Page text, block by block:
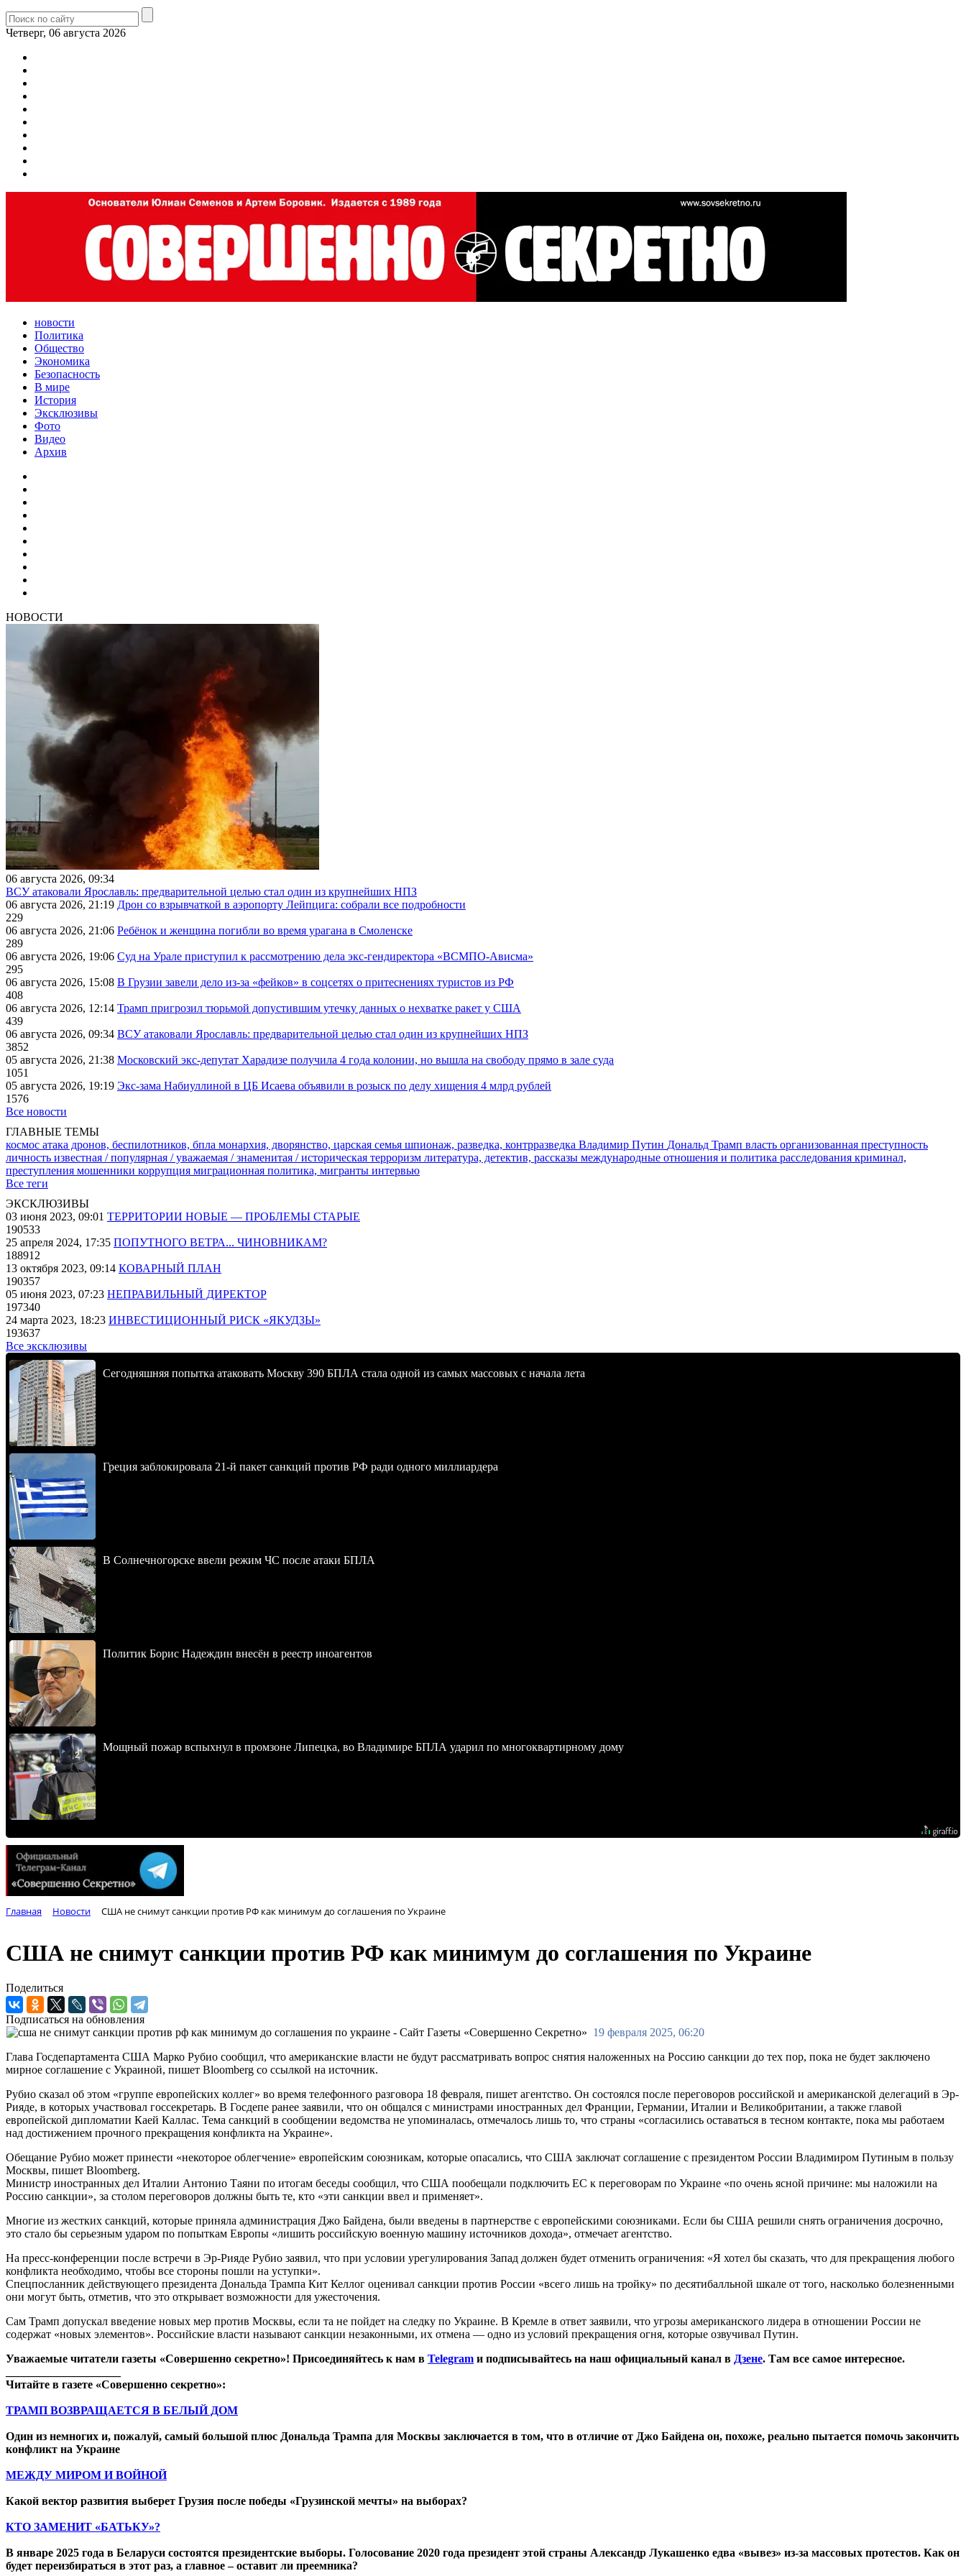
Четверг, 06 августа 2026
новости
Политика
Общество
Экономика
Безопасность
В мире
История
Эксклюзивы
Фото
Видео
Архив
НОВОСТИ
06 августа 2026, 09:34
ВСУ атаковали Ярославль: предварительной целью стал один из крупнейших НПЗ
06 августа 2026, 21:19 Дрон со взрывчаткой в аэропорту Лейпцига: собрали все подробности
229
06 августа 2026, 21:06 Ребёнок и женщина погибли во время урагана в Смоленске
289
06 августа 2026, 19:06 Суд на Урале приступил к рассмотрению дела экс-гендиректора «ВСМПО-Ависма»
295
06 августа 2026, 15:08 В Грузии завели дело из-за «фейков» в соцсетях о притеснениях туристов из РФ
408
06 августа 2026, 12:14 Трамп пригрозил тюрьмой допустившим утечку данных о нехватке ракет у США
439
06 августа 2026, 09:34 ВСУ атаковали Ярославль: предварительной целью стал один из крупнейших НПЗ
3852
05 августа 2026, 21:38 Московский экс-депутат Харадизе получила 4 года колонии, но вышла на свободу прямо в зале суда
1051
05 августа 2026, 19:19 Экс-зама Набиуллиной в ЦБ Исаева объявили в розыск по делу хищения 4 млрд рублей
1576
Все новости
ГЛАВНЫЕ ТЕМЫ
космос атака дронов, беспилотников, бпла монархия, дворянство, царская семья шпионаж, разведка, контрразведка Владимир Путин Дональд Трамп власть организованная преступность
личность известная / популярная / уважаемая / знаменитая / историческая терроризм литература, детектив, рассказы международные отношения и политика расследования криминал,
преступления мошенники коррупция миграционная политика, мигранты интервью
Все теги
ЭКСКЛЮЗИВЫ
03 июня 2023, 09:01 ТЕРРИТОРИИ НОВЫЕ — ПРОБЛЕМЫ СТАРЫЕ
190533
25 апреля 2024, 17:35 ПОПУТНОГО ВЕТРА... ЧИНОВНИКАМ?
188912
13 октября 2023, 09:14 КОВАРНЫЙ ПЛАН
190357
05 июня 2023, 07:23 НЕПРАВИЛЬНЫЙ ДИРЕКТОР
197340
24 марта 2023, 18:23 ИНВЕСТИЦИОННЫЙ РИСК «ЯКУДЗЫ»
193637
Все эксклюзивы
Сегодняшняя попытка атаковать Москву 390 БПЛА стала одной из самых массовых с начала лета
Греция заблокировала 21-й пакет санкций против РФ ради одного миллиардера
В Солнечногорске ввели режим ЧС после атаки БПЛА
Политик Борис Надеждин внесён в реестр иноагентов
Мощный пожар вспыхнул в промзоне Липецка, во Владимире БПЛА ударил по многоквартирному дому
Главная Новости США не снимут санкции против РФ как минимум до соглашения по Украине
США не снимут санкции против РФ как минимум до соглашения по Украине
Поделиться
Подписаться на обновления
19 февраля 2025, 06:20
Глава Госдепартамента США Марко Рубио сообщил, что американские власти не будут рассматривать вопрос снятия наложенных на Россию санкции до тех пор, пока не будет заключено
мирное соглашение с Украиной, пишет Bloomberg со ссылкой на источник.
Рубио сказал об этом «группе европейских коллег» во время телефонного разговора 18 февраля, пишет агентство. Он состоялся после переговоров российской и американской делегаций в Эр-
Рияде, в которых участвовал госсекретарь. В Госдепе ранее заявили, что он общался с министрами иностранных дел Франции, Германии, Италии и Великобритании, а также главой
европейской дипломатии Каей Каллас. Тема санкций в сообщении ведомства не упоминалась, отмечалось лишь то, что страны «согласились оставаться в тесном контакте, пока мы работаем
над достижением прочного прекращения конфликта на Украине».
Обещание Рубио может принести «некоторое облегчение» европейским союзникам, которые опасались, что США заключат соглашение с президентом России Владимиром Путиным в пользу
Москвы, пишет Bloomberg.
Министр иностранных дел Италии Антонио Таяни по итогам беседы сообщил, что США пообещали подключить ЕС к переговорам по Украине «по очень ясной причине: мы наложили на
Россию санкции», за столом переговоров должны быть те, кто «эти санкции ввел и применяет».
Многие из жестких санкций, которые приняла администрация Джо Байдена, были введены в партнерстве с европейскими союзниками. Если бы США решили снять ограничения досрочно,
это стало бы серьезным ударом по попыткам Европы «лишить российскую военную машину источников дохода», отмечает агентство.
На пресс-конференции после встречи в Эр-Рияде Рубио заявил, что при условии урегулирования Запад должен будет отменить ограничения: «Я хотел бы сказать, что для прекращения любого
конфликта необходимо, чтобы все стороны пошли на уступки».
Спецпосланник действующего президента Дональда Трампа Кит Келлог оценивал санкции против России «всего лишь на тройку» по десятибалльной шкале от того, насколько болезненными
они могут быть, отметив, что это открывает возможности для ужесточения.
Сам Трамп допускал введение новых мер против Москвы, если та не пойдет на следку по Украине. В Кремле в ответ заявили, что угрозы американского лидера в отношении России не
содержат «новых элементов». Российские власти называют санкции незаконными, их отмена — одно из условий прекращения огня, которые озвучивал Путин.
Уважаемые читатели газеты «Совершенно секретно»! Присоединяйтесь к нам в Telegram и подписывайтесь на наш официальный канал в Дзене. Там все самое интересное.
Читайте в газете «Совершенно секретно»:
ТРАМП ВОЗВРАЩАЕТСЯ В БЕЛЫЙ ДОМ
Один из немногих и, пожалуй, самый большой плюс Дональда Трампа для Москвы заключается в том, что в отличие от Джо Байдена он, похоже, реально пытается помочь закончить
конфликт на Украине
МЕЖДУ МИРОМ И ВОЙНОЙ
Какой вектор развития выберет Грузия после победы «Грузинской мечты» на выборах?
КТО ЗАМЕНИТ «БАТЬКУ»?
В январе 2025 года в Беларуси состоятся президентские выборы. Голосование 2020 года президент этой страны Александр Лукашенко едва «вывез» из-за массовых протестов. Как он
будет переизбираться в этот раз, а главное – оставит ли преемника?